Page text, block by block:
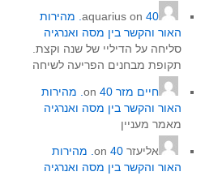
aquarius on
40. מהירות
האור והקשר בין מסה ואנרגיה
סליחה על הדיליי של שנה וקצת.
תקופת מבחנים הפריעה לשיחה
חיים מזרon
40. מהירות
האור והקשר בין מסה ואנרגיה
מאמר מעניין
אליעזרon
40. מהירות
האור והקשר בין מסה ואנרגיה